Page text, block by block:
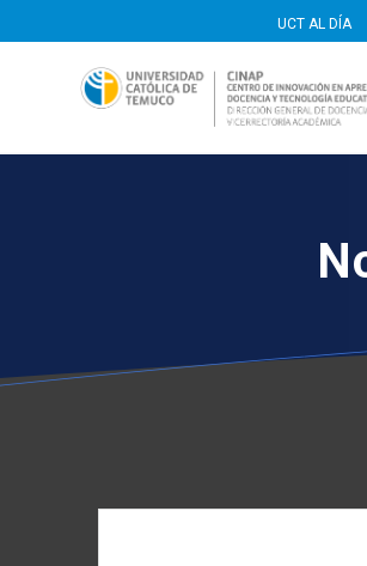
al
UCT AL DÍA